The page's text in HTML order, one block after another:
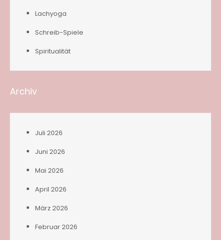
Lachyoga
Schreib-Spiele
Spiritualität
Archiv
Juli 2026
Juni 2026
Mai 2026
April 2026
März 2026
Februar 2026